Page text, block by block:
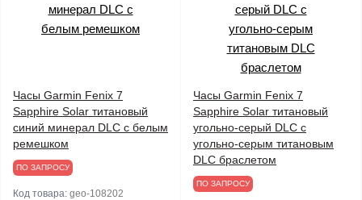
Часы Garmin Fenix 7
Sapphire Solar титановый
синий минерал DLC с белым
ремешком
ПО ЗАПРОСУ
Код товара: geo-108202
Часы Garmin Fenix 7
Sapphire Solar титановый
угольно-серый DLC с
угольно-серым титановым
DLC браслетом
ПО ЗАПРОСУ